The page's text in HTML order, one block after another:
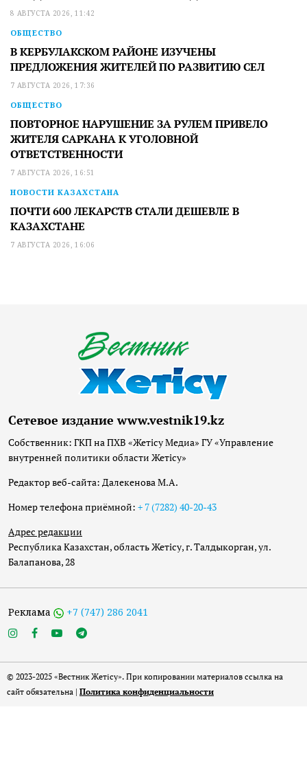
8 АВГУСТА 2026, 11:42
ОБЩЕСТВО
В КЕРБУЛАКСКОМ РАЙОНЕ ИЗУЧЕНЫ
ПРЕДЛОЖЕНИЯ ЖИТЕЛЕЙ ПО РАЗВИТИЮ СЕЛ
7 АВГУСТА 2026, 17:36
ОБЩЕСТВО
ПОВТОРНОЕ НАРУШЕНИЕ ЗА РУЛЕМ ПРИВЕЛО
ЖИТЕЛЯ САРКАНА К УГОЛОВНОЙ
ОТВЕТСТВЕННОСТИ
7 АВГУСТА 2026, 16:51
НОВОСТИ КАЗАХСТАНА
ПОЧТИ 600 ЛЕКАРСТВ СТАЛИ ДЕШЕВЛЕ В
КАЗАХСТАНЕ
7 АВГУСТА 2026, 16:06
Сетевое издание www.vestnik19.kz
Собственник: ГКП на ПХВ «Жетісу Медиа» ГУ «Управление
внутренней политики области Жетісу»
Редактор веб-сайта: Далекенова М.А.
Номер телефона приёмной: + 7 (7282) 40-20-43
Адрес редакции
Республика Казахстан, область Жетісу, г. Талдыкорган, ул.
Балапанова, 28
Реклама +7 (747) 286 2041
© 2023-2025 «Вестник Жетісу». При копировании материалов ссылка на
сайт обязательна | Политика конфиденциальности